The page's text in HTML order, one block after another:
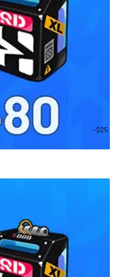
-$25